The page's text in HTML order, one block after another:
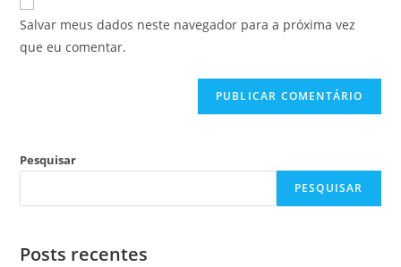
Salvar meus dados neste navegador para a próxima vez
que eu comentar.
Pesquisar
PESQUISAR
Posts recentes